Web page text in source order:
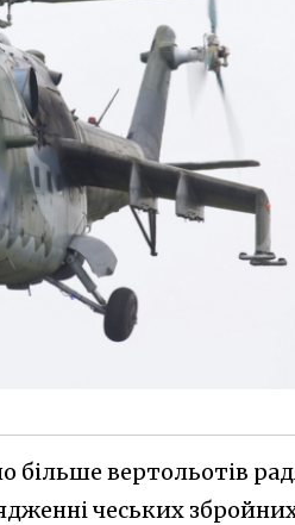
більше вертольотів
чеських